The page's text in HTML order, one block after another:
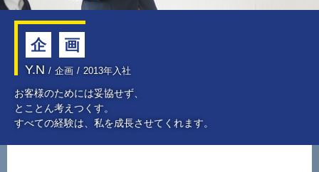
企 画
Y.N 企画 2013年入社
お客様のためには妥協せず、
とことん考えつくす。
すべての経験は、私を成長させてくれます。